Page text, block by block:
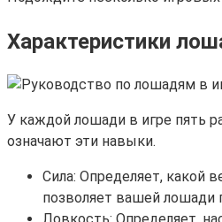
Характеристики
У каждой лошади в игре пять
означают эти навыки.
Сила: Определяет, какой
позволяет вашей лошади